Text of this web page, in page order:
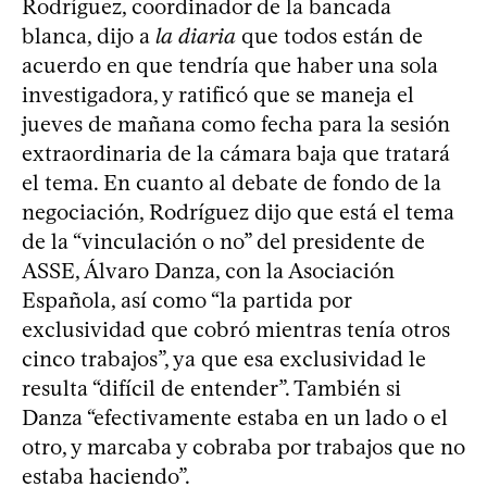
Rodríguez, coordinador de la bancada
blanca, dijo a la diaria que todos están de
acuerdo en que tendría que haber una sola
investigadora, y ratificó que se maneja el
jueves de mañana como fecha para la sesión
extraordinaria de la cámara baja que tratará
el tema. En cuanto al debate de fondo de la
negociación, Rodríguez dijo que está el tema
de la “vinculación o no” del presidente de
ASSE, Álvaro Danza, con la Asociación
Española, así como “la partida por
exclusividad que cobró mientras tenía otros
cinco trabajos”, ya que esa exclusividad le
resulta “difícil de entender”. También si
Danza “efectivamente estaba en un lado o el
otro, y marcaba y cobraba por trabajos que no
estaba haciendo”.